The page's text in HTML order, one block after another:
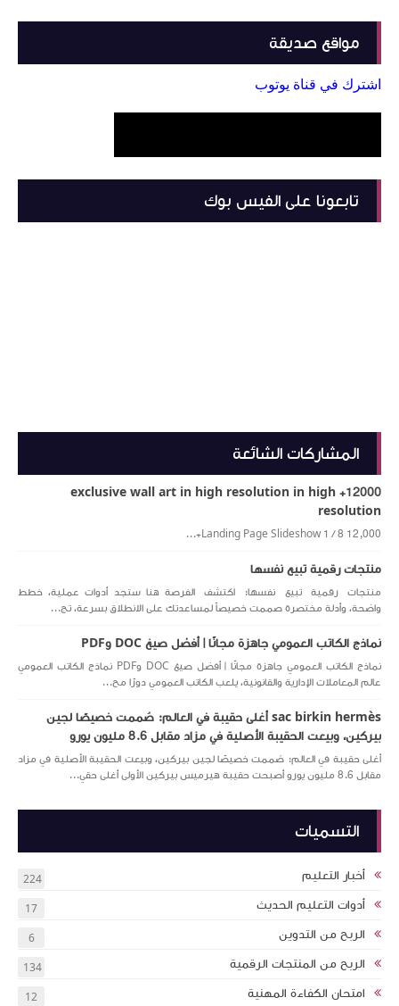
مواقع صديقة
اشترك في قناة يوتوب
تابعونا على الفيس بوك
المشاركات الشائعة
12000+ exclusive wall art in high resolution in high
resolution
Landing Page Slideshow 1 / 8 12,000+...
منتجات رقمية تبيع نفسها
منتجات رقمية تبيع نفسها: اكتشف الفرصة هنا ستجد أدوات عملية، خطط
واضحة، وأدلة مختصرة صممت خصيصاً لمساعدتك على الانطلاق بسرعة، تج...
نماذج الكاتب العمومي جاهزة مجانًا | أفضل صيغ DOC وPDF
نماذج الكاتب العمومي جاهزة مجانًا | أفضل صيغ DOC وPDF نماذج الكاتب العمومي
عالم المعاملات الإدارية والقانونية، يلعب الكاتب العمومي دورًا مح...
sac birkin hermès أغلى حقيبة في العالم: صُممت خصيصًا لجين
بيركين، وبيعت الحقيبة الأصلية في مزاد مقابل 8.6 مليون يورو
أغلى حقيبة في العالم: صُممت خصيصًا لجين بيركين، وبيعت الحقيبة الأصلية في مزاد
مقابل 8.6 مليون يورو أصبحت حقيبة هيرميس بيركين الأولى أغلى حقي...
التسميات
أخبار التعليم 224
أدوات التعليم الحديث 17
الربح من التدوين 6
الربح من المنتجات الرقمية 134
امتحان الكفاءة المهنية 12